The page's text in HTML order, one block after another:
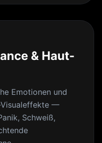
& Haut-
Emotionen und
—
Schweiß,